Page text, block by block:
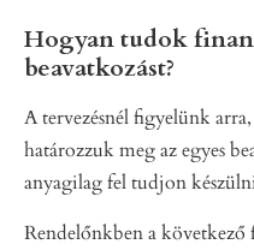
Hogyan tudok
beavatkozást?
A tervezésnél figyelünk
határozzuk meg az egyes
anyagilag fel tudjon
Rendelőnkben a következő